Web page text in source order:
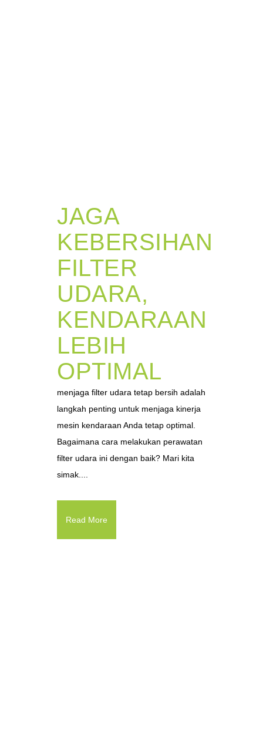
JAGA
KEBERSIHAN
FILTER
UDARA,
KENDARAAN
LEBIH
OPTIMAL
menjaga filter udara tetap bersih adalah
langkah penting untuk menjaga kinerja
mesin kendaraan Anda tetap optimal.
Bagaimana cara melakukan perawatan
filter udara ini dengan baik? Mari kita
simak....
Read More